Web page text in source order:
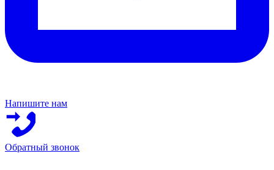
Напишите нам
Обратный звонок